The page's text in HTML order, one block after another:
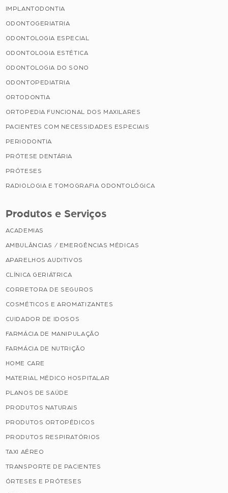
IMPLANTODONTIA
ODONTOGERIATRIA
ODONTOLOGIA ESPECIAL
ODONTOLOGIA ESTÉTICA
ODONTOLOGIA DO SONO
ODONTOPEDIATRIA
ORTODONTIA
ORTOPEDIA FUNCIONAL DOS MAXILARES
PACIENTES COM NECESSIDADES ESPECIAIS
PERIODONTIA
PRÓTESE DENTÁRIA
PRÓTESES
RADIOLOGIA E TOMOGRAFIA ODONTOLÓGICA
Produtos e Serviços
ACADEMIAS
AMBULÂNCIAS / EMERGÊNCIAS MÉDICAS
APARELHOS AUDITIVOS
CLÍNICA GERIÁTRICA
CORRETORA DE SEGUROS
COSMÉTICOS E AROMATIZANTES
CUIDADOR DE IDOSOS
FARMÁCIA DE MANIPULAÇÃO
FARMÁCIA DE NUTRIÇÃO
HOME CARE
MATERIAL MÉDICO HOSPITALAR
PLANOS DE SAÚDE
PRODUTOS NATURAIS
PRODUTOS ORTOPÉDICOS
PRODUTOS RESPIRATÓRIOS
TAXI AÉREO
TRANSPORTE DE PACIENTES
ÓRTESES E PRÓTESES